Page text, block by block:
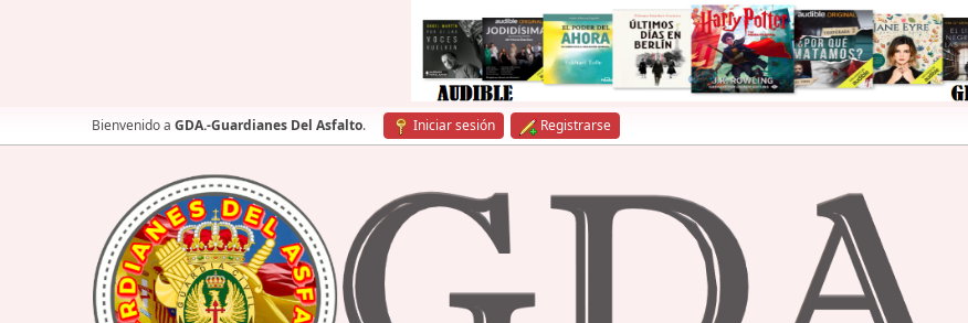
Bienvenido a GDA.-Guardianes Del Asfalto. Iniciar sesión Registrarse